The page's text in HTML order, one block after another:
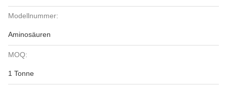
Modellnummer:
Aminosäuren
MOQ:
1 Tonne